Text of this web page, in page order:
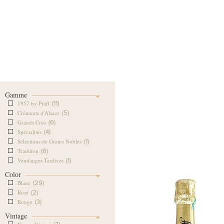
Gamme
1957 by Pfaff (11)
Crémants d'Alsace (5)
Grands Crus (6)
Spécialités (4)
Sélections de Grains Nobles (1)
Tradition (6)
Vendanges Tardives (1)
Color
Blanc (29)
Rosé (2)
Rouge (3)
Vintage